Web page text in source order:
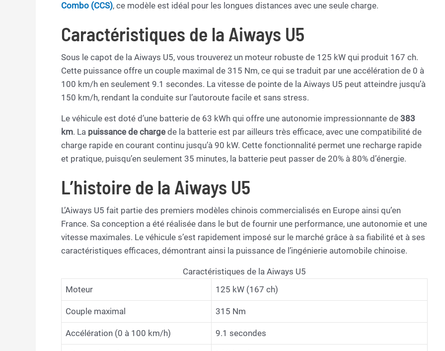
Combo (CCS), ce modèle est idéal pour les longues distances avec une seule charge.
Caractéristiques de la Aiways U5
Sous le capot de la Aiways U5, vous trouverez un moteur robuste de 125 kW qui produit 167 ch.
Cette puissance offre un couple maximal de 315 Nm, ce qui se traduit par une accélération de 0 à
100 km/h en seulement 9.1 secondes. La vitesse de pointe de la Aiways U5 peut atteindre jusqu’à
150 km/h, rendant la conduite sur l’autoroute facile et sans stress.
Le véhicule est doté d’une batterie de 63 kWh qui offre une autonomie impressionnante de 383
km. La puissance de charge de la batterie est par ailleurs très efficace, avec une compatibilité de
charge rapide en courant continu jusqu’à 90 kW. Cette fonctionnalité permet une recharge rapide
et pratique, puisqu’en seulement 35 minutes, la batterie peut passer de 20% à 80% d’énergie.
L’histoire de la Aiways U5
L’Aiways U5 fait partie des premiers modèles chinois commercialisés en Europe ainsi qu’en
France. Sa conception a été réalisée dans le but de fournir une performance, une autonomie et une
vitesse maximales. Le véhicule s’est rapidement imposé sur le marché grâce à sa fiabilité et à ses
caractéristiques efficaces, démontrant ainsi la puissance de l’ingénierie automobile chinoise.
Caractéristiques de la Aiways U5
Moteur
125 kW (167 ch)
Couple maximal 315 Nm
Accélération (0 à 100 km/h) 9.1 secondes